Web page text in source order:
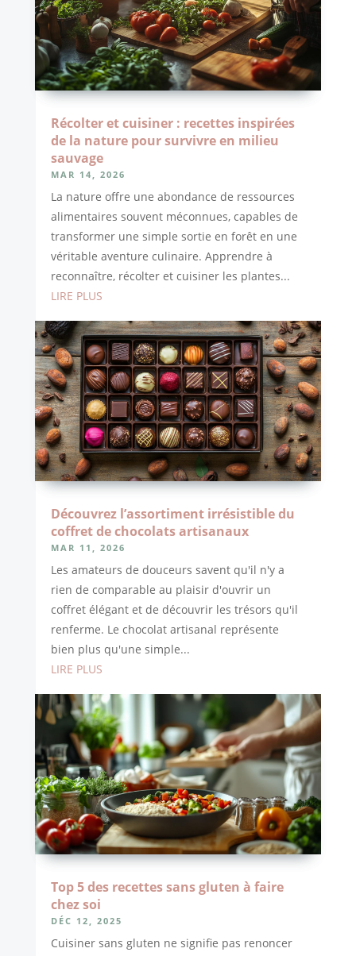
Récolter et cuisiner : recettes inspirées
de la nature pour survivre en milieu
sauvage
MAR 14, 2026
La nature offre une abondance de ressources
alimentaires souvent méconnues, capables de
transformer une simple sortie en forêt en une
véritable aventure culinaire. Apprendre à
reconnaître, récolter et cuisiner les plantes...
LIRE PLUS
Découvrez l’assortiment irrésistible du
coffret de chocolats artisanaux
MAR 11, 2026
Les amateurs de douceurs savent qu'il n'y a
rien de comparable au plaisir d'ouvrir un
coffret élégant et de découvrir les trésors qu'il
renferme. Le chocolat artisanal représente
bien plus qu'une simple...
LIRE PLUS
Top 5 des recettes sans gluten à faire
chez soi
DÉC 12, 2025
Cuisiner sans gluten ne signifie pas renoncer